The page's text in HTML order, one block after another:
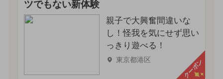
ツでもない新体験
親子で大興奮間違いな
し！怪我を気にせず思い
っきり遊べる！
東京都港区 クーポン